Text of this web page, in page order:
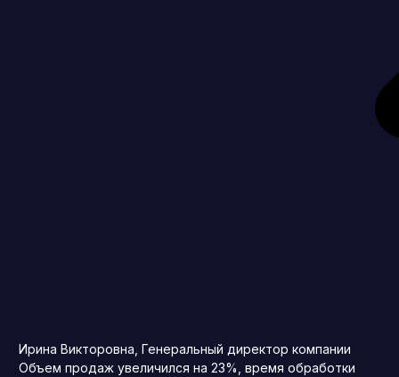
Ирина Викторовна, Генеральный директор компании
Объем продаж увеличился на 23%, время обработки